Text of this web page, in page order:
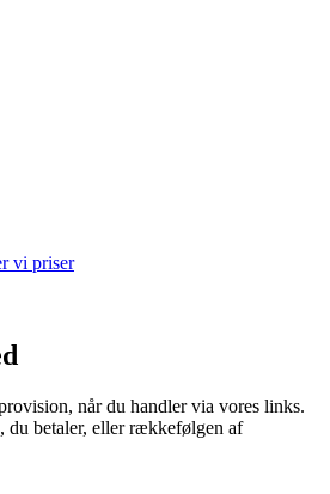
vi priser
når du handler via vores links.
du betaler, eller rækkefølgen af